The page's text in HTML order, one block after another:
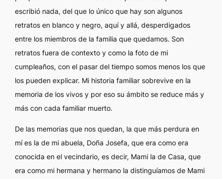
escribió nada, del que lo único que hay son algunos
retratos en blanco y negro, aquí y allá, desperdigados
entre los miembros de la familia que quedamos. Son
retratos fuera de contexto y como la foto de mi
cumpleaños, con el pasar del tiempo somos menos los que
los pueden explicar. Mi historia familiar sobrevive en la
memoria de los vivos y por eso su ámbito se reduce más y
más con cada familiar muerto.
De las memorias que nos quedan, la que más perdura en
mí es la de mi abuela, Doña Josefa, que era como era
conocida en el vecindario, es decir, Mami la de Casa, que
era como mi hermana y hermano la distinguíamos de Mami